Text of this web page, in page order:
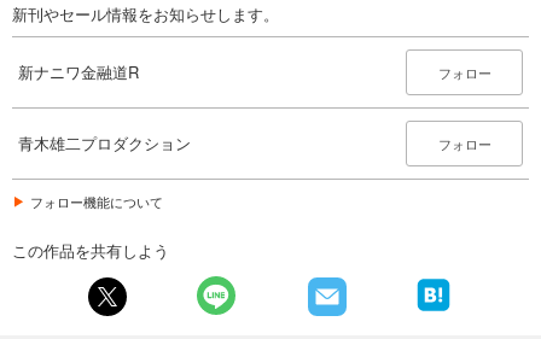
新刊やセール情報をお知らせします。
新ナニワ金融道R フォロー
青木雄二プロダクション フォロー
フォロー機能について
この作品を共有しよう